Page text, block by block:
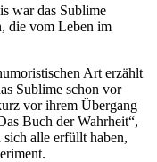
war das Sublime
die vom Leben im
Art erzählt
Sublime schon vor
vor ihrem Übergang
Buch der Wahrheit“,
alle erfüllt haben,